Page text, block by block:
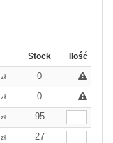
Stock Ilość
zł
0
zł
0
zł
95
zł
27